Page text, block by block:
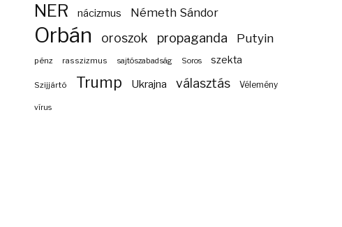
NER nácizmus Németh Sándor
Orbán oroszok propaganda Putyin
pénz rasszizmus sajtószabadság Soros szekta
Szijjártó Trump Ukrajna választás Vélemény
vírus